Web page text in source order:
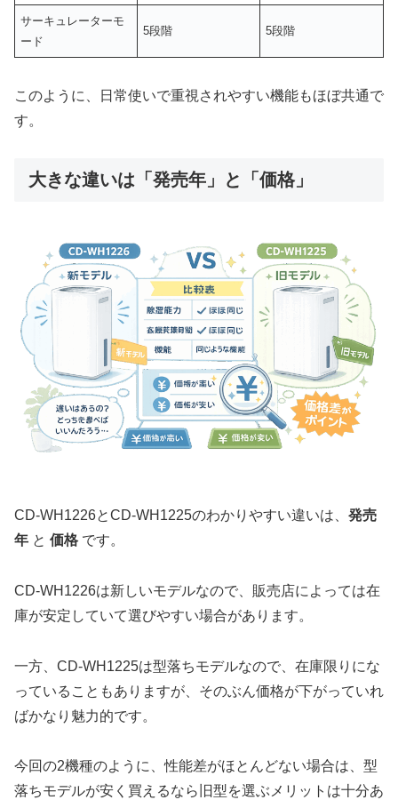
サーキュレーターモ
ード
5段階 5段階
このように、日常使いで重視されやすい機能もほぼ共通で
す。
大きな違いは「発売年」と「価格」
CD-WH1226とCD-WH1225のわかりやすい違いは、 発売
年 と 価格 です。
CD-WH1226は新しいモデルなので、販売店によっては在
庫が安定していて選びやすい場合があります。
一方、CD-WH1225は型落ちモデルなので、在庫限りにな
っていることもありますが、そのぶん価格が下がっていれ
ばかなり魅力的です。
今回の2機種のように、性能差がほとんどない場合は、型
落ちモデルが安く買えるなら旧型を選ぶメリットは十分あ